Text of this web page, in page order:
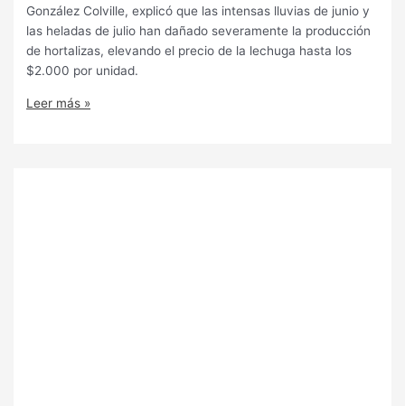
González Colville, explicó que las intensas lluvias de junio y
las heladas de julio han dañado severamente la producción
de hortalizas, elevando el precio de la lechuga hasta los
$2.000 por unidad.
Leer más »